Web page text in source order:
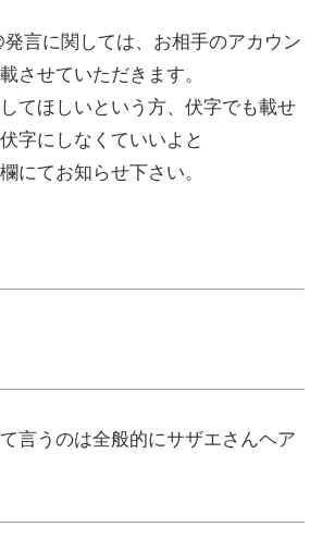
言に関しては、お相手のアカウン
させていただきます。
てほしいという方、伏字でも載せ
字にしなくていいよと
にてお知らせ下さい。
言うのは全般的にサザエさんヘア